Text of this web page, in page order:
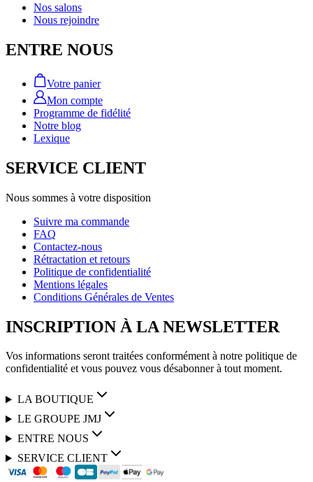
Nos salons
Nous rejoindre
ENTRE NOUS
Votre panier
Mon compte
Programme de fidélité
Notre blog
Lexique
SERVICE CLIENT
Nous sommes à votre disposition
Suivre ma commande
FAQ
Contactez-nous
Rétractation et retours
Politique de confidentialité
Mentions légales
Conditions Générales de Ventes
INSCRIPTION À LA NEWSLETTER
Vos informations seront traitées conformément à notre politique de
confidentialité et vous pouvez vous désabonner à tout moment.
LA BOUTIQUE
LE GROUPE JMJ
ENTRE NOUS
SERVICE CLIENT